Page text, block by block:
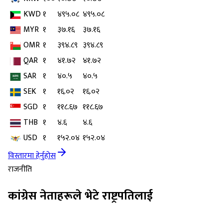
KWD१ ४९५.०८ ४९५.०८
MYR १ ३७.१६
३७.१६
OMR १ ३९४.८९ ३९४.८९
QAR १ ४१.७२ ४१.७२
SAR १ ४०.५
४०.५
SEK १ १६.०२
१६.०२
SGD १ ११८.६७ ११८.६७
THB १ ४.६
४.६
USD १ १५२.०४ १५२.०४
विस्तारमा हेर्नुहोस
राजनीति
कांग्रेस नेताहरूले भेटे राष्ट्रपतिलाई